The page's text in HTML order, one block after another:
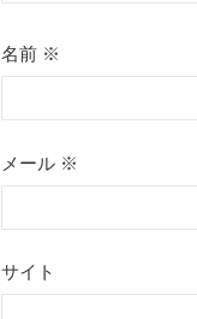
名前 ※
メール ※
サイト